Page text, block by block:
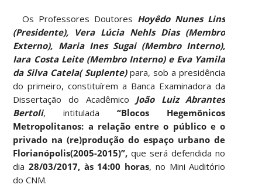
Os Professores Doutores Hoyêdo Nunes Lins
(Presidente), Vera Lúcia Nehls Dias (Membro
Externo), Maria Ines Sugai (Membro Interno),
Iara Costa Leite (Membro Interno) e Eva Yamila
da Silva Catela( Suplente)para, sob a presidência
do primeiro, constituírem a Banca Examinadora da
Dissertação do Acadêmico João
Luiz Abrantes
Bertoli, intitulada“Blocos Hegemônicos
Metropolitanos: a relação entre o público e o
privado na (re)produção do espaço urbano de
Florianópolis(2005-2015)”,que será defendida no
dia 28/03/2017, às 14:00 horas, no Mini Auditório
do CNM.